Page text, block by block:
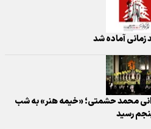
زمانی آماده شد
محمد حشمتی؛ «خیمه هنر» به شب
رسید